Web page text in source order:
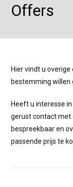
Offers
Hier vindt u
bestemming willen
Heeft u interesse
gerust contact met
bespreekbaar en
passende prijs te